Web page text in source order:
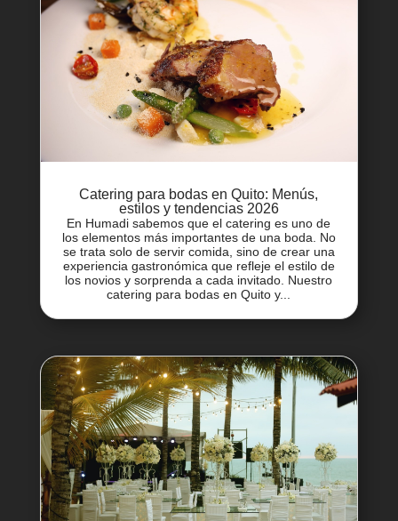
Catering para bodas en Quito: Menús,
estilos y tendencias 2026
En Humadi sabemos que el catering es uno de
los elementos más importantes de una boda. No
se trata solo de servir comida, sino de crear una
experiencia gastronómica que refleje el estilo de
los novios y sorprenda a cada invitado. Nuestro
catering para bodas en Quito y...